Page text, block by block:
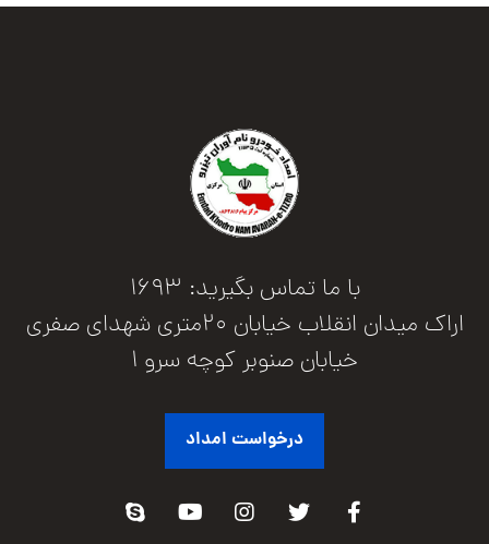
با ما تماس بگیرید: 1693
اراک میدان انقلاب خیابان 20متری شهدای صفری
خیابان صنوبر کوچه سرو 1
درخواست امداد